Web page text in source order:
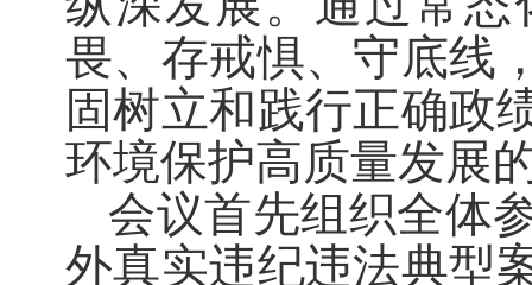
畏、存戒惧、守底线
固树立和践行正确政
环境保护高质量发展
会议首先组织全体
外真实违纪违法典型